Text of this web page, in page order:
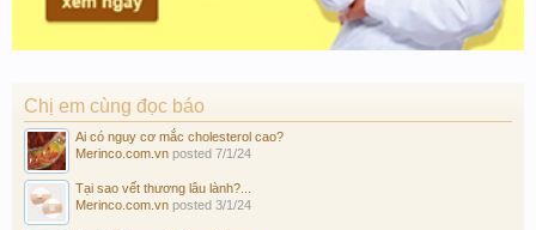
Chị em cùng đọc báo
Ai có nguy cơ mắc cholesterol cao?
Merinco.com.vn posted 7/1/24
Tại sao vết thương lâu lành?...
Merinco.com.vn posted 3/1/24